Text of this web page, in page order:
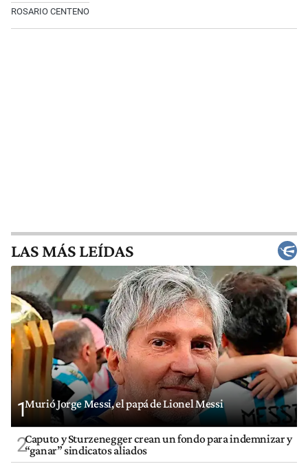
ROSARIO CENTENO
LAS MÁS LEÍDAS
1Murió Jorge Messi, el papá de Lionel Messi
2Caputo y Sturzenegger crean un fondo para indemnizar y
“ganar” sindicatos aliados